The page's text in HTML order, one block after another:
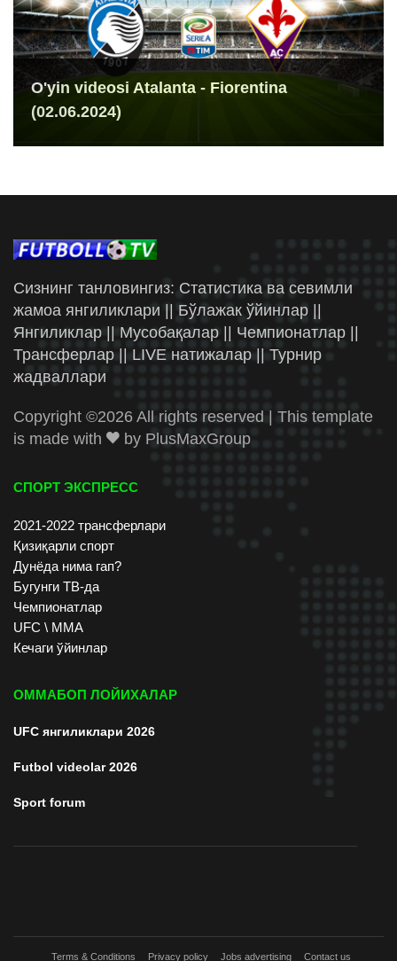
O'yin videosi Atalanta - Fiorentina
(02.06.2024)
Сизнинг танловингиз: Статистика ва севимли
жамоа янгиликлари || Бўлажак ўйинлар ||
Янгиликлар || Мусобақалар || Чемпионатлар ||
Трансферлар || LIVE натижалар || Турнир
жадваллари
Copyright ©2026 All rights reserved | This template
is made with
by PlusMaxGroup
СПОРТ ЭКСПРЕСС
2021-2022 трансферлари
Қизиқарли спорт
Дунёда нима гап?
Бугунги ТВ-да
Чемпионатлар
UFC \ ММА
Кечаги ўйинлар
ОММАБОП ЛОЙИХАЛАР
UFC янгиликлари 2026
Futbol videolar 2026
Sport forum
Terms & Conditions Privacy policy Jobs advertising Contact us